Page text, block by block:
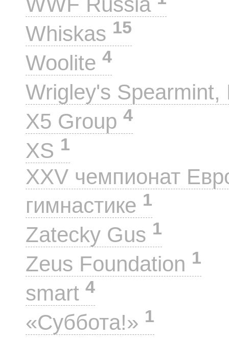
Whiskas 15
Woolite 4
Wrigley's
X5 Group 4
XS 1
XXV чемпионат
гимнастике 1
Zatecky Gus 1
Zeus Foundation 1
smart 4
«Суббота!» 1